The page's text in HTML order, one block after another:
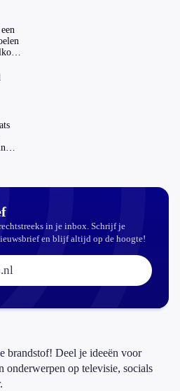
in je inbox. Schrijf je
en blijf altijd op de hoogte!
brandstof! Deel je ideeën voor
onderwerpen op televisie, socials